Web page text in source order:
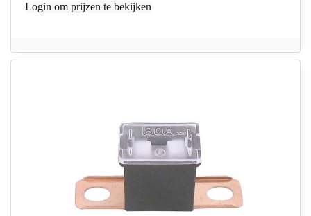
Login om prijzen te bekijken